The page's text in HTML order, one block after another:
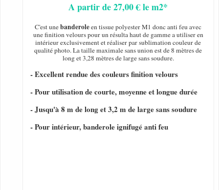
A partir de 27,00 € le m2*
C'est unebanderoleen tissue polyester M1 donc anti feu avec
une finition velours pour un résulta haut de gamme a utiliser en
intérieur exclusivement et réaliser par sublimation couleur de
qualité photo. La taille maximale sans union est de 8 mètres de
long et 3,28 mètres de large sans soudure.
- Excellent rendue des couleurs finition velours
- Pour utilisation de courte, moyenne et longue durée
- Jusqu'à 8 m de long et 3,2 m de large sans soudure
- Pour intérieur, banderole ignifugé anti feu